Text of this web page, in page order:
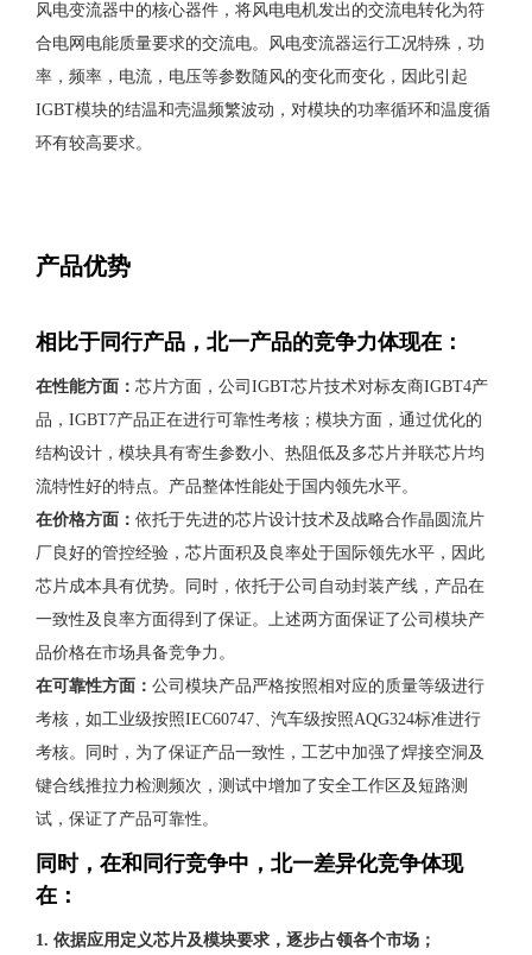
风电变流器中的核心器件，将风电电机发出的交流电转化为符
合电网电能质量要求的交流电。风电变流器运行工况特殊，功
率，频率，电流，电压等参数随风的变化而变化，因此引起
IGBT模块的结温和壳温频繁波动，对模块的功率循环和温度循
环有较高要求。
产品优势
相比于同行产品，北一产品的竞争力体现在：
在性能方面： 芯片方面，公司IGBT芯片技术对标友商IGBT4产
品，IGBT7产品正在进行可靠性考核；模块方面，通过优化的
结构设计，模块具有寄生参数小、热阻低及多芯片并联芯片均
流特性好的特点。产品整体性能处于国内领先水平。
在价格方面： 依托于先进的芯片设计技术及战略合作晶圆流片
厂良好的管控经验，芯片面积及良率处于国际领先水平，因此
芯片成本具有优势。同时，依托于公司自动封装产线，产品在
一致性及良率方面得到了保证。上述两方面保证了公司模块产
品价格在市场具备竞争力。
在可靠性方面： 公司模块产品严格按照相对应的质量等级进行
考核，如工业级按照IEC60747、汽车级按照AQG324标准进行
考核。同时，为了保证产品一致性，工艺中加强了焊接空洞及
键合线推拉力检测频次，测试中增加了安全工作区及短路测
试，保证了产品可靠性。
同时，在和同行竞争中，北一差异化竞争体现
在：
1. 依据应用定义芯片及模块要求，逐步占领各个市场；